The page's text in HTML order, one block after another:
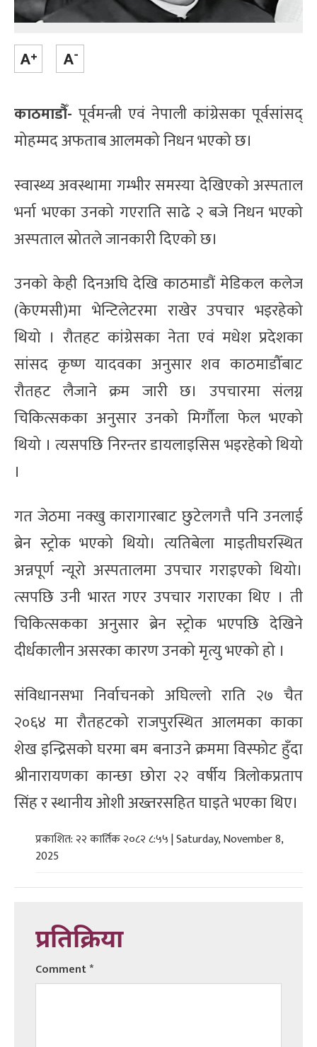
काठमाडौँ- पूर्वमन्त्री एवं नेपाली कांग्रेसका पूर्वसांसद्
मोहम्मद अफताब आलमको निधन भएको छ।
स्वास्थ्य अवस्थामा गम्भीर समस्या देखिएको अस्पताल
भर्ना भएका उनको गएराति साढे २ बजे निधन भएको
अस्पताल स्रोतले जानकारी दिएको छ।
उनको केही दिनअघि देखि काठमाडौं मेडिकल कलेज
(केएमसी)मा भेन्टिलेटरमा राखेर उपचार भइरहेको
थियो । रौतहट कांग्रेसका नेता एवं मधेश प्रदेशका
सांसद कृष्ण यादवका अनुसार शव काठमाडौँबाट
रौतहट लैजाने क्रम जारी छ। उपचारमा संलग्न
चिकित्सकका अनुसार उनको मिर्गौला फेल भएको
थियो । त्यसपछि निरन्तर डायलाइसिस भइरहेको थियो
।
गत जेठमा नक्खु कारागारबाट छुटेलगत्तै पनि उनलाई
ब्रेन स्ट्रोक भएको थियो। त्यतिबेला माइतीघरस्थित
अन्नपूर्ण न्यूरो अस्पतालमा उपचार गराइएको थियो।
त्सपछि उनी भारत गएर उपचार गराएका थिए । ती
चिकित्सकका अनुसार ब्रेन स्ट्रोक भएपछि देखिने
दीर्धकालीन असरका कारण उनको मृत्यु भएको हो ।
संविधानसभा निर्वाचनको अघिल्लो राति २७ चैत
२०६४ मा रौतहटको राजपुरस्थित आलमका काका
शेख इन्द्रिसको घरमा बम बनाउने क्रममा विस्फोट हुँदा
श्रीनारायणका कान्छा छोरा २२ वर्षीय त्रिलोकप्रताप
सिंह र स्थानीय ओशी अख्तरसहित घाइते भएका थिए।
प्रकाशित: २२ कार्तिक २०८२ ८:५५ | Saturday, November 8,
2025
प्रतिक्रिया
Comment*